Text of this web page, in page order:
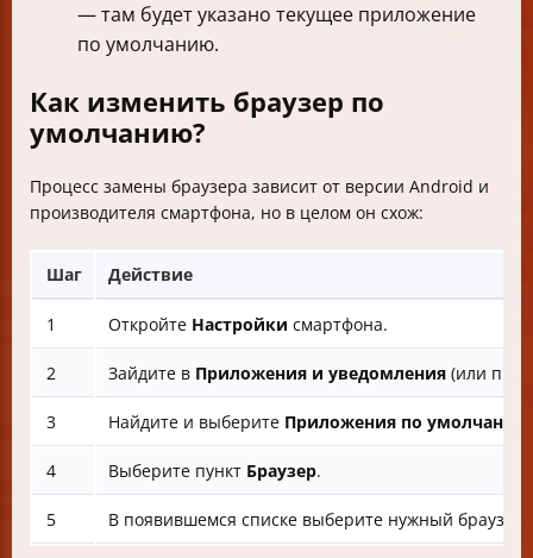
— там будет указано текущее приложение
по умолчанию.
Как изменить браузер по
умолчанию?
Процесс замены браузера зависит от версии Android и
производителя смартфона, но в целом он схож:
Шаг Действие
1 Откройте Настройки смартфона.
2 Зайдите в Приложения и уведомления (или
3 Найдите и выберите Приложения по умолчанию
4 Выберите пункт Браузер.
5 В появившемся списке выберите нужный